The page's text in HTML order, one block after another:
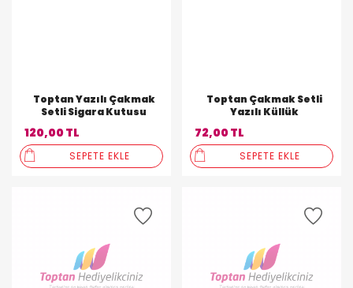
Toptan Yazılı Çakmak
Setli Sigara Kutusu
120,00 TL
SEPETE EKLE
Toptan Çakmak Setli
Yazılı Küllük
72,00 TL
SEPETE EKLE